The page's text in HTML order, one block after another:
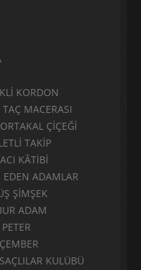
KORDON
MACERASI
ÇİÇEĞİ
TAKİP
KÂTİBİ
EDEN ADAMLAR
ŞİMŞEK
ADAM
KULÜBÜ